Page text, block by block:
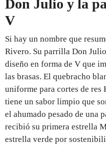
Don Julio y la
V
Si hay un nombre que
Rivero. Su parrilla Don
diseño en forma de V que
las brasas. El quebracho
uniforme para cortes de
tiene un sabor limpio que
el ahumado pesado de una
recibió su primera estrella
estrella verde por